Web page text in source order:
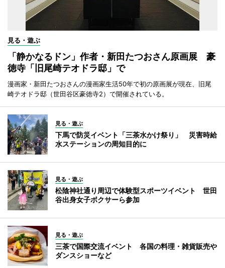
見る・遊ぶ
「静かなるドン」作者・新田たつおさん原画展 豪
徳寺「旧尾崎テオドラ邸」で
漫画家・新田たつおさんの漫画家生活50年で初の原画展が現在、旧尾
崎テオドラ邸（世田谷区豪徳寺2）で開催されている。
見る・遊ぶ
下馬で防災イベント「三茶水かけ祭り」 災害時給
水ステーションの周知目的に
見る・遊ぶ
松陰神社通り周辺で体験型スポーツイベント 世田
谷出身女子ボクサーら参加
見る・遊ぶ
三茶で国際交流イベント 各国の料理・雑貨販売や
ダンスショーなど